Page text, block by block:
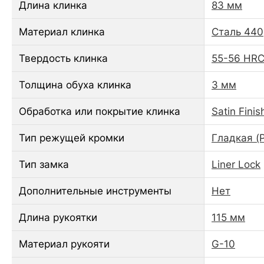
Длина клинка 83 мм
Материал клинка Сталь 440
Твердость клинка 55-56 HRC
Толщина обуха клинка 3 мм
Обработка или покрытие клинка Satin
Тип режущей кромки Гладкая
Тип замка Liner Lock
Дополнительные инструменты Нет
Длина рукоятки 115 мм
Материал рукояти G-10